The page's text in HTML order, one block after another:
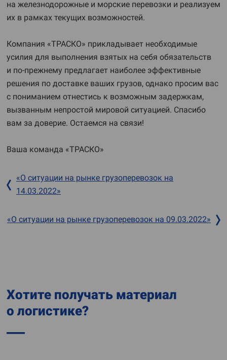
на железнодорожные и морские перевозки и реализуем
их в рамках текущих возможностей.
Компания «ТРАСКО» прикладывает необходимые
усилия для выполнения взятых на себя обязательств
и по-прежнему предлагает наиболее эффективные
решения по доставке ваших грузов, однако просим вас
с пониманием отнестись к возможным задержкам,
вызванным непростой мировой ситуацией. Спасибо
вам за доверие. Остаемся на связи!
Ваша команда «ТРАСКО»
«О ситуации на рынке грузоперевозок на
14.03.2022»
«О ситуации на рынке грузоперевозок на 09.03.2022»
Хотите получать материал
о логистике?